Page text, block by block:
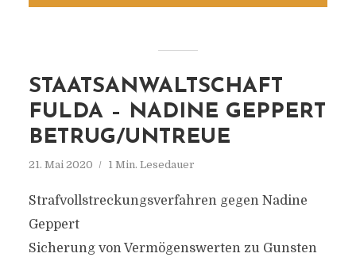
STAATSANWALTSCHAFT
FULDA – NADINE GEPPERT
BETRUG/UNTREUE
21. Mai 2020 1 Min. Lesedauer
Strafvollstreckungsverfahren gegen Nadine
Geppert
Sicherung von Vermögenswerten zu Gunsten